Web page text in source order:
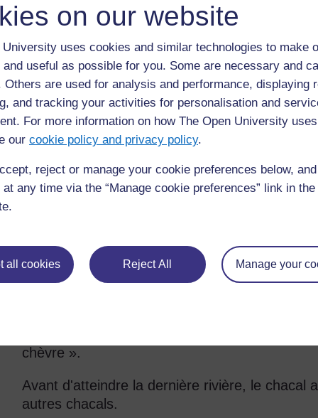
on our website
University uses cookies and similar technologies to make
useful as possible for you. Some are necessary and
Others are used for analysis and performance, displaying
and tracking your activities for personalisation and
For more information on how The Open University
our cookie policy and privacy policy.
reject or manage your cookie preferences below,
any time via the “Manage cookie preferences” link in
all cookies Reject All Manage your
Lorsque l'esclave entendit cette histoire, il
pouvoirs énormes. Si cette rivière n’écoutait
puissante. Comme ils continuaient leur
maître se sentait, lui aussi, de plus en plus
plus l'esclave se sentait submergé par la
Au fur et à mesure qu'ils se rapprochaient de
Lorsqu'ils atteignirent la première rivière,
pas en fait aussi grand qu'un bœuf. Il était un
maître ne répondit pas.
Lorsqu'ils atteignirent la deuxième rivière,
petit qu'un bœuf. Il était aussi grand qu'un
Lorsqu'ils traversèrent la deuxième rivière, le
concernant la dernière des rivières, et ne dit
Au fur et à mesure qu'ils se rapprochaient de
maître: « Le chacal était de loin plus petit
chèvre ».
Avant d'atteindre la dernière rivière, le chacal
autres chacals.